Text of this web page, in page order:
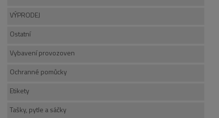
VÝPRODEJ
Ostatní
Vybavení provozoven
Ochranné pomůcky
Etikety
Tašky, pytle a sáčky